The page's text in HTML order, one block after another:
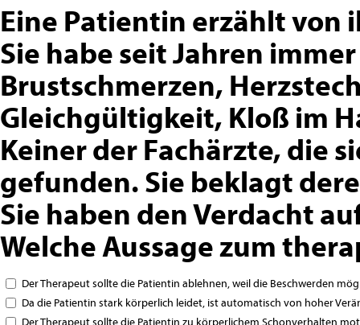
Eine Patientin erzählt von
Sie habe seit Jahren
Brustschmerzen,
Gleichgültigkeit, Kloß im
Keiner der Fachärzte, die
gefunden. Sie beklagt
Sie haben den Verdacht
Welche Aussage zum
Der Therapeut sollte die Patientin ablehnen, weil die Beschwerden
Da die Patientin stark körperlich leidet, ist automatisch von hoher
Der Therapeut sollte die Patientin zu körperlichem Schonverhalten